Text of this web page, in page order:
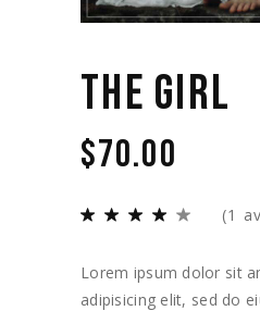
THE GIRL
$70.00
(1
Lorem ipsum dolor sit
adipisicing elit, sed do